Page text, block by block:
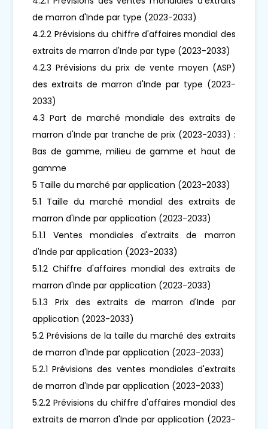
de marron d'Inde par type (2023-2033)
4.2.2 Prévisions du chiffre d'affaires mondial des
extraits de marron d'Inde par type (2023-2033)
4.2.3 Prévisions du prix de vente moyen (ASP)
des extraits de marron d'Inde par type (2023-
2033)
4.3 Part de marché mondiale des extraits de
marron d'Inde par tranche de prix (2023-2033) :
Bas de gamme, milieu de gamme et haut de
gamme
5 Taille du marché par application (2023-2033)
5.1 Taille du marché mondial des extraits de
marron d'Inde par application (2023-2033)
5.1.1 Ventes mondiales d'extraits de marron
d'Inde par application (2023-2033)
5.1.2 Chiffre d'affaires mondial des extraits de
marron d'Inde par application (2023-2033)
5.1.3 Prix des extraits de marron d'Inde par
application (2023-2033)
5.2 Prévisions de la taille du marché des extraits
de marron d'Inde par application (2023-2033)
5.2.1 Prévisions des ventes mondiales d'extraits
de marron d'Inde par application (2023-2033)
5.2.2 Prévisions du chiffre d'affaires mondial des
extraits de marron d'Inde par application (2023-